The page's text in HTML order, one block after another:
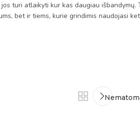
turi atlaikyti kur kas daugiau
bet ir tiems, kurie grindimis naudojasi